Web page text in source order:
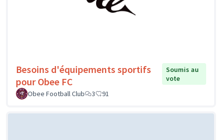
Besoins d'équipements sportifs
pour Obee FC
Soumis au
vote
Obee Football Club
3 91